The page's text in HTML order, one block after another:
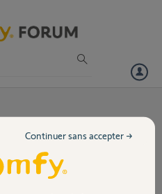
que je vais équipé d'un
d'y ajouter une barre palpeuse.
Continuer sans accepter →